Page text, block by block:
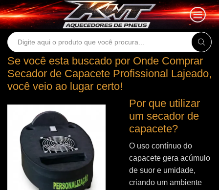
Search
Se você esta buscado por Onde Comprar
Secador de Capacete Profissional Lajeado,
você veio ao lugar certo!
Por que utilizar
um secador de
capacete?
O uso contínuo do
capacete gera acúmulo
de suor e umidade,
criando um ambiente